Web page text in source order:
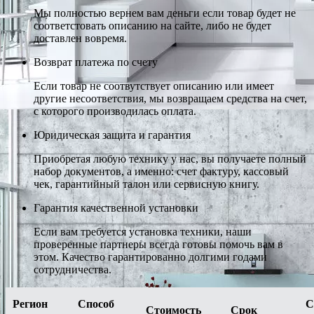
Мы полностью вернем вам деньги если товар будет не
соответстовать описанию на сайте, либо не будет
доставлен вовремя.
Возврат платежа по счету
Если товар не соотвутствует описанию или имеет
другие несоответствия, мы возвращаем средства на счет,
с которого производилась оплата.
Юридическая защита и гарантия
Приобретая любую технику у нас, вы получаете полный
набор документов, а именно: счет фактуру, кассовый
чек, гарантийный талон или сервисную книгу.
Гарантия качественной установки
Если вам требуется установка техники, наши
проверенные партнеры всегда готовы помочь вам в
этом. Качество гарантированно долгими годами
сотрудничества.
Регион
Способ
Стоимость Срок